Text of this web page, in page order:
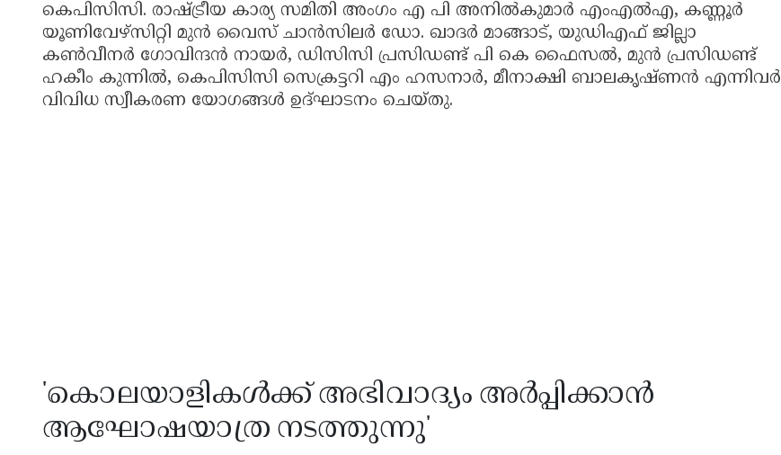
കെപിസിസി. രാഷ്ട്രീയ കാര്യ സമിതി അംഗം എ പി അനിൽകുമാർ എംഎൽഎ, കണ്ണൂർ
യൂണിവേഴ്സിറ്റി മുൻ വൈസ് ചാൻസിലർ ഡോ. ഖാദർ മാങ്ങാട്, യുഡിഎഫ് ജില്ലാ
കൺവീനർ ഗോവിന്ദൻ നായർ, ഡിസിസി പ്രസിഡണ്ട് പി കെ ഫൈസൽ, മുൻ പ്രസിഡണ്ട്
ഹകീം കുന്നിൽ, കെപിസിസി സെക്രട്ടറി എം ഹസനാർ, മീനാക്ഷി ബാലകൃഷ്ണൻ എന്നിവർ
വിവിധ സ്വീകരണ യോഗങ്ങൾ ഉദ്ഘാടനം ചെയ്തു.
'കൊലയാളികൾക്ക് അഭിവാദ്യം അർപ്പിക്കാൻ
ആഘോഷയാത്ര നടത്തുന്നു'